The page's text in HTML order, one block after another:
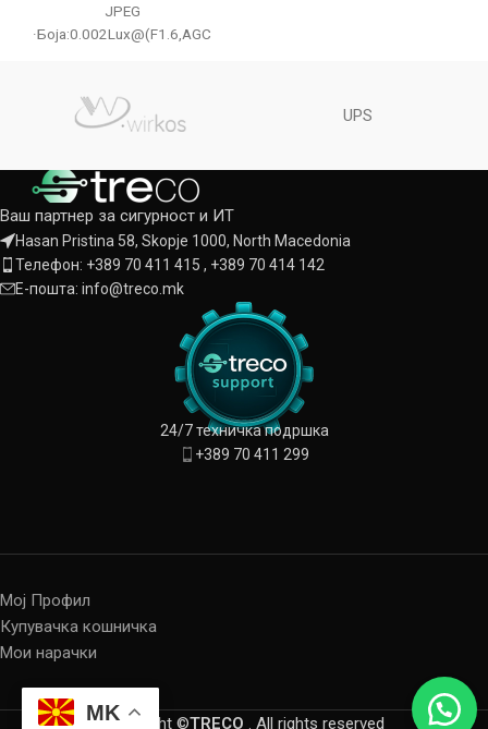
JPEG
·Боја:0.002Lux@(F1.6,AGC
микрофон ·Поддршка за
microSD/microSDHC/microSDXC
UPS
Ваш партнер за сигурност и ИТ
Hasan Pristina 58, Skopje 1000, North Macedonia
Телефон: +389 70 411 415 , +389 70 414 142
Е-пошта: info@treco.mk
24/7 техничка подршка
+389 70 411 299
Мој Профил
Купувачка кошничка
Мои нарачки
Copyright ©TRECO . All rights reserved
MK